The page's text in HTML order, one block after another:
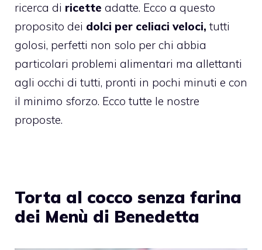
ricerca di ricette adatte. Ecco a questo
proposito dei dolci per celiaci veloci, tutti
golosi, perfetti non solo per chi abbia
particolari problemi alimentari ma allettanti
agli occhi di tutti, pronti in pochi minuti e con
il minimo sforzo. Ecco tutte le nostre
proposte.
Torta al cocco senza farina
dei Menù di Benedetta